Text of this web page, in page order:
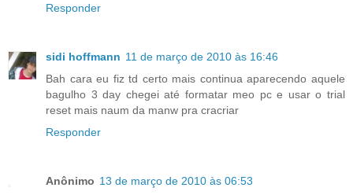
Responder
sidi hoffmann 11 de março de 2010 às 16:46
Bah cara eu fiz td certo mais continua aparecendo aquele
bagulho 3 day chegei até formatar meo pc e usar o trial
reset mais naum da manw pra cracriar
Responder
Anônimo 13 de março de 2010 às 06:53